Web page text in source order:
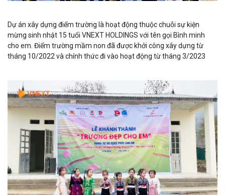
Dự án xây dựng điểm trường là hoạt động thuộc chuỗi sự kiện
mừng sinh nhật 15 tuổi VNEXT HOLDINGS với tên gọi Bình minh
cho em. Điểm trường mầm non đã được khởi công xây dựng từ
tháng 10/2022 và chính thức đi vào hoạt động từ tháng 3/2023